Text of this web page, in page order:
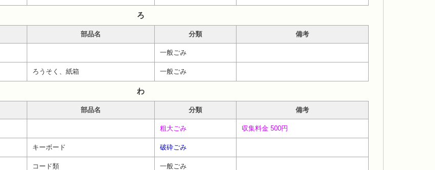
ろ
部品名 分類 備考
一般ごみ
ろうそく、紙箱 一般ごみ
わ
部品名 分類 備考
粗大ごみ 収集料金 500円
キーボード 破砕ごみ
コード類 一般ごみ